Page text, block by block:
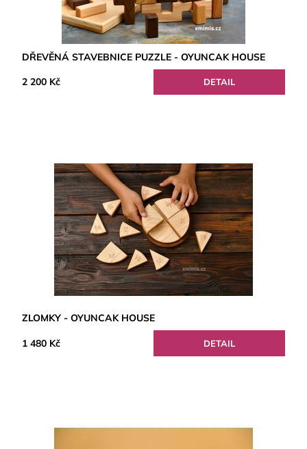
DŘEVĚNÁ STAVEBNICE PUZZLE - OYUNCAK HOUSE
2 200 Kč DETAIL
ZLOMKY - OYUNCAK HOUSE
1 480 Kč DETAIL